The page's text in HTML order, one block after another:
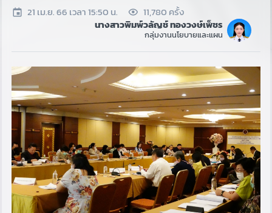
21 เม.ย. 66 เวลา 15:50 น.
11,780 ครั้ง
นางสาวพิมพ์วลัญช์ ทองวงษ์เพ็ชร
กลุ่มงานนโยบายและแผน